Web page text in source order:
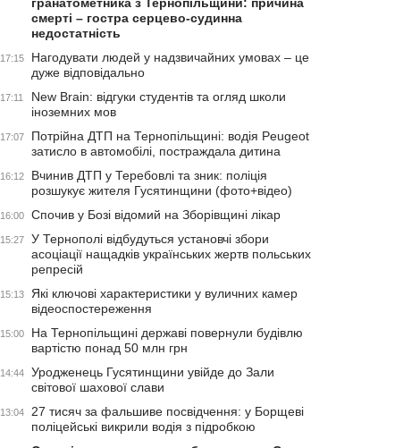
смерті – гостра серцево-судинна
недостатність
17:15
Нагодувати людей у надзвичайних умовах – це
дуже відповідально
17:11
New Brain: відгуки студентів та огляд школи
іноземних мов
17:07
Потрійна ДТП на Тернопільщині: водія Peugeot
затисло в автомобілі, постраждала дитина
16:12
Вчинив ДТП у Теребовлі та зник: поліція
розшукує жителя Гусятинщини (фото+відео)
16:00 Спочив у Бозі відомий на Зборівщині лікар
15:27
У Тернополі відбудуться установчі збори
асоціації нащадків українських жертв польських
репресій
15:13
Які ключові характеристики у вуличних камер
відеоспостереження
15:00
На Тернопільщині державі повернули будівлю
вартістю понад 50 млн грн
14:44
Уродженець Гусятинщини увійде до Зали
світової шахової слави
13:04
27 тисяч за фальшиве посвідчення: у Борщеві
поліцейські викрили водія з підробкою